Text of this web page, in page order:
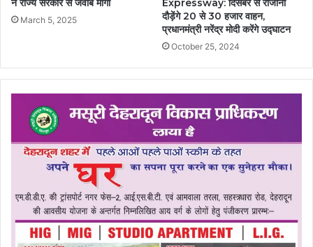
ने राज्य सरकार से जवाब मांगा
March 5, 2025
Expressway: दिसंबर से रोजाना
दौड़ेंगे 20 से 30 हजार वाहन,
प्रधानमंत्री नरेंद्र मोदी करेंगे उद्घाटन
October 25, 2024